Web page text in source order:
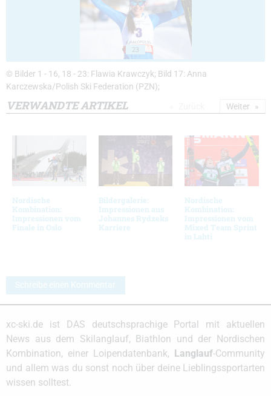
23
© Bilder 1 - 16, 18 - 23: Flawia Krawczyk; Bild 17: Anna
Karczewska/Polish Ski Federation (PZN);
VERWANDTE ARTIKEL
Nordische
Kombination:
Impressionen vom
Finale in Oslo
Bildergalerie:
Impressionen aus
Johannes Rydzeks
Karriere
Nordische
Kombination:
Impressionen vom
Mixed Team Sprint
in Lahti
Weiter
Schreibe einen Kommentar
xc-ski.de ist DAS deutschsprachige Portal mit aktuellen
News aus dem Skilanglauf, Biathlon und der Nordischen
Kombination, einer Loipendatenbank,
Langlauf-Community
und allem was du sonst noch über deine Lieblingssportarten
wissen solltest.